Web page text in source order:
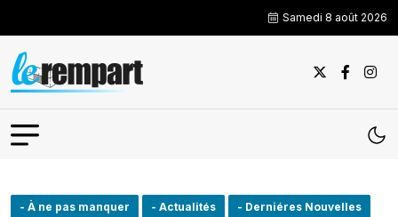
Samedi 8 août 2026
- À ne pas manquer - Actualités - Derniéres Nouvelles